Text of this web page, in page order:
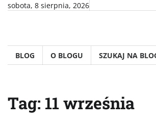
Skipsobota, 8 sierpnia, 2026
BLOG O BLOGU SZUKAJ NA
Tag: 11 września